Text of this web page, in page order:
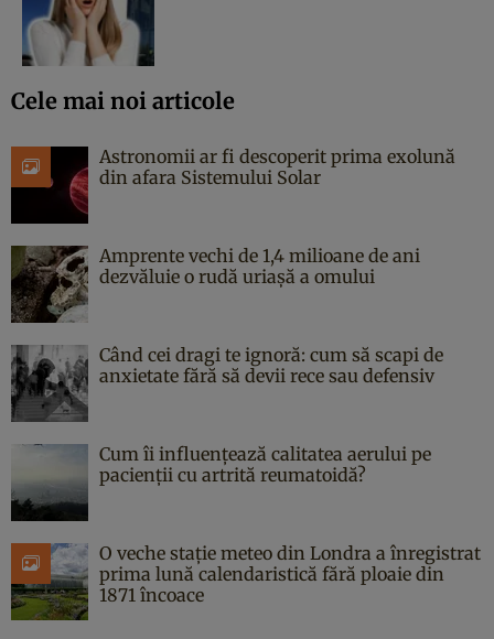
Cele mai noi articole
Astronomii ar fi descoperit prima exolună
din afara Sistemului Solar
Amprente vechi de 1,4 milioane de ani
dezvăluie o rudă uriașă a omului
Când cei dragi te ignoră: cum să scapi de
anxietate fără să devii rece sau defensiv
Cum îi influențează calitatea aerului pe
pacienții cu artrită reumatoidă?
O veche stație meteo din Londra a înregistrat
prima lună calendaristică fără ploaie din
1871 încoace